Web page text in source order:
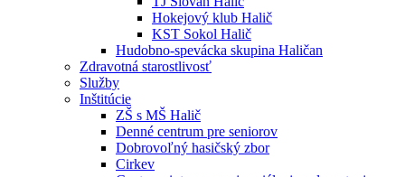
Hokejový klub Halič
KST Sokol Halič
Hudobno-spevácka skupina Haličan
Zdravotná starostlivosť
Služby
Inštitúcie
ZŠ s MŠ Halič
Denné centrum pre seniorov
Dobrovoľný hasičský zbor
Cirkev